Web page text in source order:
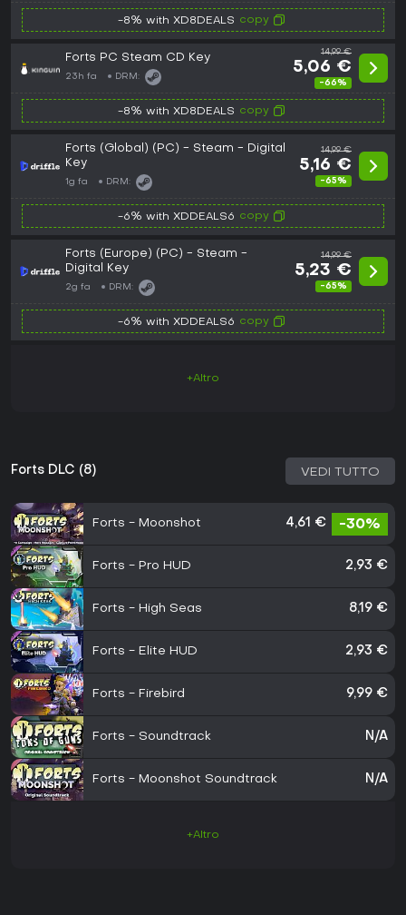
-8% with XD8DEALS copy
Forts PC Steam CD Key
23h fa DRM:
14,99 €
5,06 €
-66%
-8% with XD8DEALS copy
Forts (Global) (PC) - Steam - Digital
Key
1g fa DRM:
14,99 €
5,16 €
-65%
-6% with XDDEALS6 copy
Forts (Europe) (PC) - Steam -
Digital Key
2g fa DRM:
14,99 €
5,23 €
-65%
-6% with XDDEALS6 copy
+Altro
Forts DLC (8) VEDI TUTTO
Forts - Moonshot 4,61 € -30%
Forts - Pro HUD 2,93 €
Forts - High Seas 8,19 €
Forts - Elite HUD 2,93 €
Forts - Firebird 9,99 €
Forts - Soundtrack N/A
Forts - Moonshot Soundtrack N/A
+Altro